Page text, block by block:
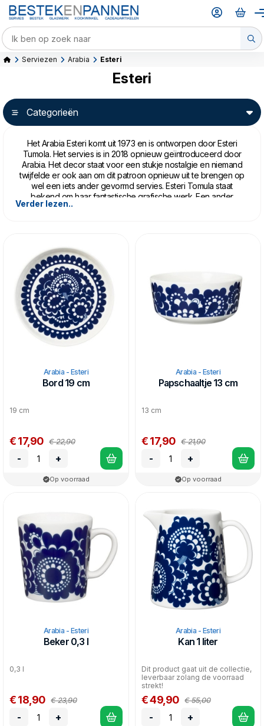
Serviezen Arabia Esteri
Esteri
Categorieën
Het Arabia Esteri komt uit 1973 en is ontworpen door Esteri
Tumola. Het servies is in 2018 opnieuw geïntroduceerd door
Arabia. Het decor staat voor een stukje nostalgie en niemand
twijfelde er ook aan om dit patroon opnieuw uit te brengen op
wel een iets ander gevormd servies. Esteri Tomula staat
bekend om haar fantastische grafische werk. Een ander
patroon op dezelfde vorm borden is
Verder lezen..
Arabia - Esteri
Bord 19 cm
19 cm
€ 17,90 € 22,90
- +
Op voorraad
Arabia - Esteri
Papschaaltje 13 cm
13 cm
€ 17,90 € 21,90
- +
Op voorraad
Arabia - Esteri
Beker 0,3 l
0,3 l
€ 18,90 € 23,90
- +
Arabia - Esteri
Kan 1 liter
Dit product gaat uit de collectie,
leverbaar zolang de voorraad
strekt!
€ 49,90 € 55,00
- +